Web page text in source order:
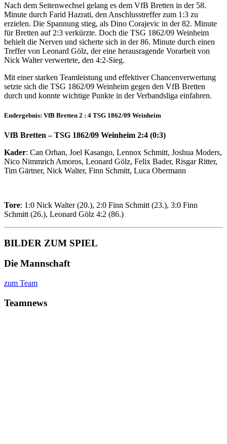
Nach dem Seitenwechsel gelang es dem VfB Bretten in der 58.
Minute durch Farid Hazrati, den Anschlusstreffer zum 1:3 zu
erzielen. Die Spannung stieg, als Dino Corajevic in der 82. Minute
für Bretten auf 2:3 verkürzte. Doch die TSG 1862/09 Weinheim
behielt die Nerven und sicherte sich in der 86. Minute durch einen
Treffer von Leonard Gölz, der eine herausragende Vorarbeit von
Nick Walter verwertete, den 4:2-Sieg.
Mit einer starken Teamleistung und effektiver Chancenverwertung
setzte sich die TSG 1862/09 Weinheim gegen den VfB Bretten
durch und konnte wichtige Punkte in der Verbandsliga einfahren.
Endergebnis: VfB Bretten 2 : 4 TSG 1862/09 Weinheim
VfB Bretten – TSG 1862/09 Weinheim 2:4 (0:3)
Kader: Can Orhan, Joel Kasango, Lennox Schmitt, Joshua Moders,
Nico Nimmrich Amoros, Leonard Gölz, Felix Bader, Risgar Ritter,
Tim Gärtner, Nick Walter, Finn Schmitt, Luca Obermann
Tore: 1:0 Nick Walter (20.), 2:0 Finn Schmitt (23.), 3:0 Finn
Schmitt (26.), Leonard Gölz 4:2 (86.)
BILDER ZUM SPIEL
Die Mannschaft
zum Team
Teamnews